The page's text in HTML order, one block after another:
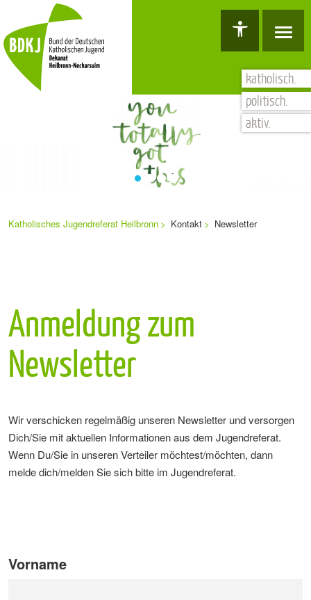
Barrierefreiheit Dashboard öffnen
Hauptnavigation anzeigen
Tastenkombinationen anzeigen
katholisch.
politisch.
aktiv.
befinden
sich
überspringen
Katholisches Jugendreferat Heilbronn Kontakt Newsletter
Anmeldung zum
Newsletter
Wir verschicken regelmäßig unseren Newsletter und versorgen
Dich/Sie mit aktuellen Informationen aus dem Jugendreferat.
Wenn Du/Sie in unseren Verteiler möchtest/möchten, dann
melde dich/melden Sie sich bitte im Jugendreferat.
Vorname